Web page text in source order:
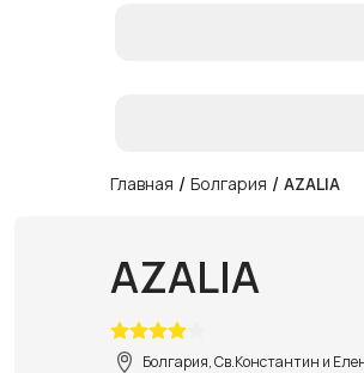
Главная / Болгария / AZALIA
AZALIA
Болгария, Св.Константин и